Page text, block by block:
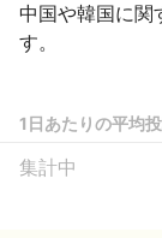
中国や韓国に関
す。
1日あたりの平均
集計中